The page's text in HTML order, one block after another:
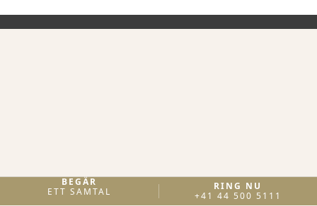
BEGÄR
ETT SAMTAL
RING NU
+41 44 500 5111